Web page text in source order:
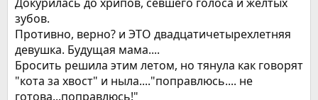
зубов.
Противно, верно? и ЭТО двадцатичетырехлетняя
девушка. Будущая мама....
Бросить решила этим летом, но тянула как говорят
"кота за хвост" и ныла...."поправлюсь.... не
готова...поправлюсь!"